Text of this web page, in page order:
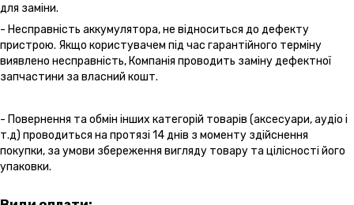
для заміни.
- Несправність аккумулятора, не відноситься до дефекту
пристрою. Якщо користувачем під час гарантійного терміну
виявлено несправність, Компанія проводить заміну дефектної
запчастини за власний кошт.
- Повернення та обмін інших категорій товарів (аксесуари, аудіо і
т.д) проводиться на протязі 14 днів з моменту здійснення
покупки, за умови збереження вигляду товару та цілісності його
упаковки.